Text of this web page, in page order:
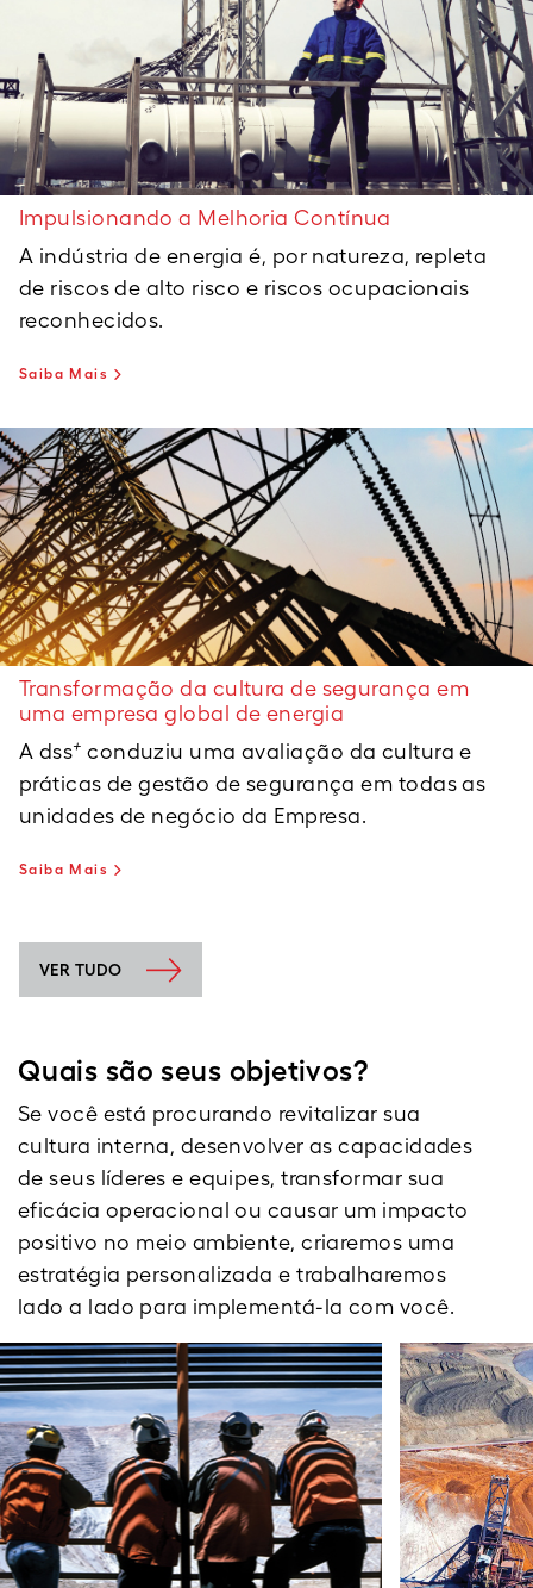
Impulsionando a Melhoria Contínua
A indústria de energia é, por natureza, repleta
de riscos de alto risco e riscos ocupacionais
reconhecidos.
Saiba Mais
Transformação da cultura de segurança em
uma empresa global de energia
A dss+ conduziu uma avaliação da cultura e
práticas de gestão de segurança em todas as
unidades de negócio da Empresa.
Saiba Mais
VER TUDO
Quais são seus objetivos?
Se você está procurando revitalizar sua
cultura interna, desenvolver as capacidades
de seus líderes e equipes, transformar sua
eficácia operacional ou causar um impacto
positivo no meio ambiente, criaremos uma
estratégia personalizada e trabalharemos
lado a lado para implementá-la com você.